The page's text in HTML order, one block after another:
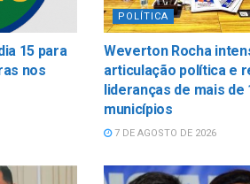
15 para
nos
POLÍTICA
Weverton Rocha
articulação política e
lideranças de mais de
municípios
7 DE AGOSTO DE 2026